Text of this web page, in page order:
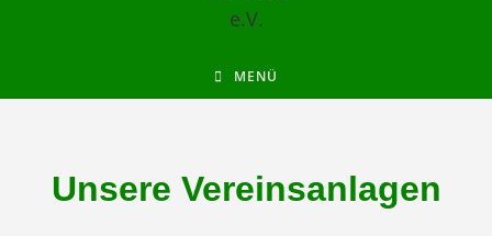
MENÜ
Unsere Vereinsanlagen